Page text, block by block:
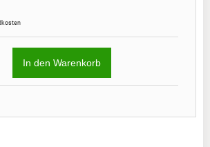
In den Warenkorb